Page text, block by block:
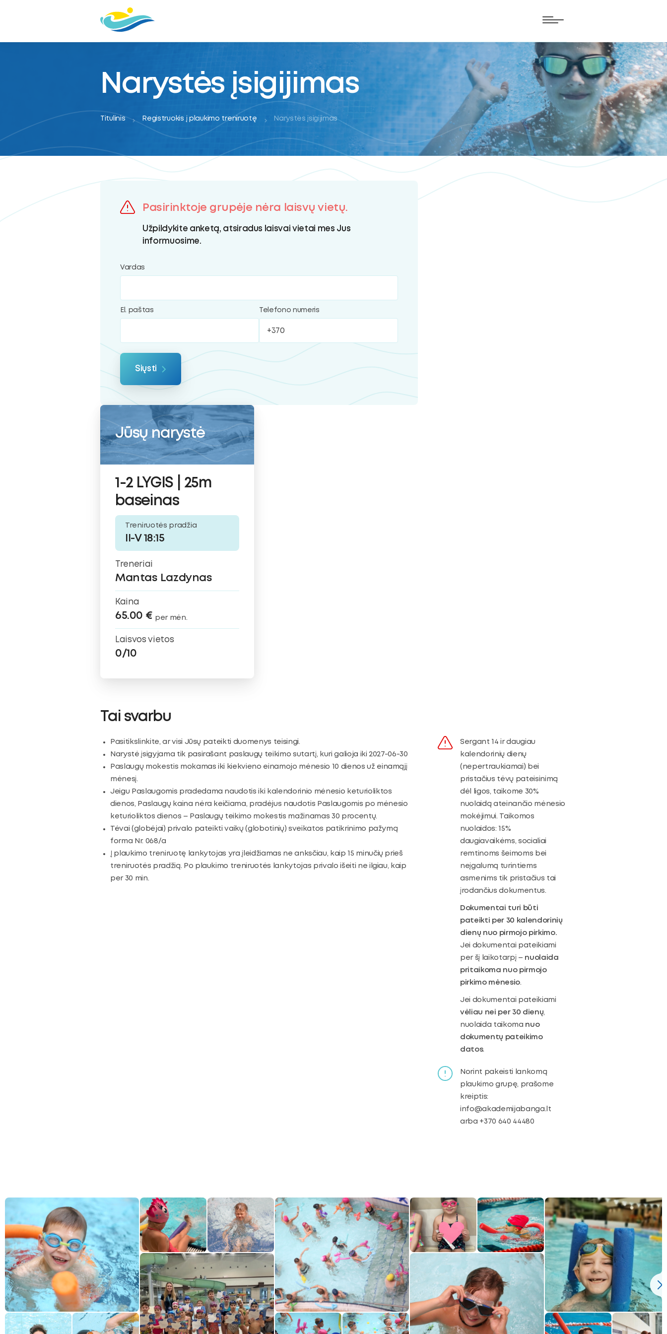
Narystės įsigijimas
Titulinis Registruokis į plaukimo treniruotę Narystės įsigijimas
Pasirinktoje grupėje nėra laisvų vietų.
Užpildykite anketą, atsiradus laisvai vietai mes Jus
informuosime.
Vardas
El. paštas Telefono numeris
Siųsti
Jūsų narystė
1-2 LYGIS | 25m
baseinas
Treniruotės pradžia
II-V 18:15
Treneriai
Mantas Lazdynas
Kaina
65.00 € per mėn.
Laisvos vietos
0/10
Tai svarbu
Pasitikslinkite, ar visi Jūsų pateikti duomenys teisingi.
Narystė įsigyjama tik pasirašant paslaugų teikimo sutartį, kuri galioja iki 2027-06-30
Paslaugų mokestis mokamas iki kiekvieno einamojo mėnesio 10 dienos už einamąjį
mėnesį.
Jeigu Paslaugomis pradedama naudotis iki kalendorinio mėnesio keturioliktos
dienos, Paslaugų kaina nėra keičiama, pradėjus naudotis Paslaugomis po mėnesio
keturioliktos dienos – Paslaugų teikimo mokestis mažinamas 30 procentų.
Tėvai (globėjai) privalo pateikti vaikų (globotinių) sveikatos patikrinimo pažymą
forma Nr. 068/a
Į plaukimo treniruotę lankytojas yra įleidžiamas ne anksčiau, kaip 15 minučių prieš
treniruotės pradžią. Po plaukimo treniruotės lankytojas privalo išeiti ne ilgiau, kaip
per 30 min.
Sergant 14 ir daugiau
kalendorinių dienų
(nepertraukiamai) bei
pristačius tėvų pateisinimą
dėl ligos, taikome 30%
nuolaidą ateinančio mėnesio
mokėjimui. Taikomos
nuolaidos: 15%
daugiavaikėms, socialiai
remtinoms šeimoms bei
neįgalumą turintiems
asmenims tik pristačius tai
įrodančius dokumentus.
Dokumentai turi būti
pateikti per 30 kalendorinių
dienų nuo pirmojo pirkimo.
Jei dokumentai pateikiami
per šį laikotarpį – nuolaida
pritaikoma nuo pirmojo
pirkimo mėnesio.
Jei dokumentai pateikiami
vėliau nei per 30 dienų,
nuolaida taikoma nuo
dokumentų pateikimo
datos.
Norint pakeisti lankomą
plaukimo grupę, prašome
kreiptis:
info@akademijabanga.lt
arba +370 640 44480